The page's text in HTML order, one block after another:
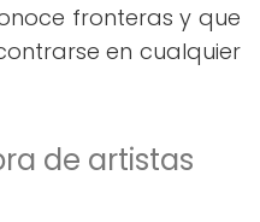
fronteras y que
en cualquier
de artistas